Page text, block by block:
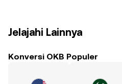
Jelajahi Lainnya
Konversi OKB Populer